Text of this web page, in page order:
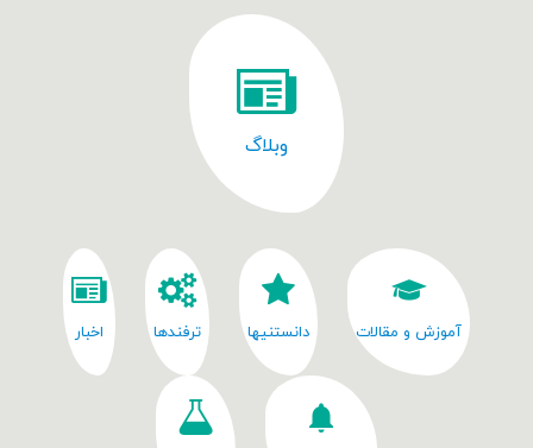
وبلاگ
آموزش و مقالات دانستنیها ترفندها اخبار